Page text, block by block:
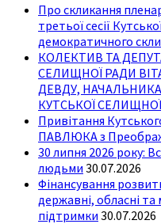
Про скликання
третьої сесії
демократичного
КОЛЕКТИВ ТА
СЕЛИЩНОЇ РАДИ
ДЕВДУ,
КУТСЬКОЇ
Привітання
ПАВЛЮКА з
30 липня 2026 року:
людьми 30.07.2026
Фінансування
державні, обласні
підтримки 30.07.2026